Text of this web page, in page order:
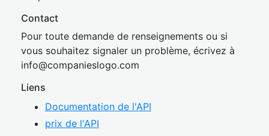
Contact
Pour toute demande de renseignements ou si
vous souhaitez signaler un problème, écrivez à
info@companieslogo.com
Liens
Documentation de l'API
prix de l'API